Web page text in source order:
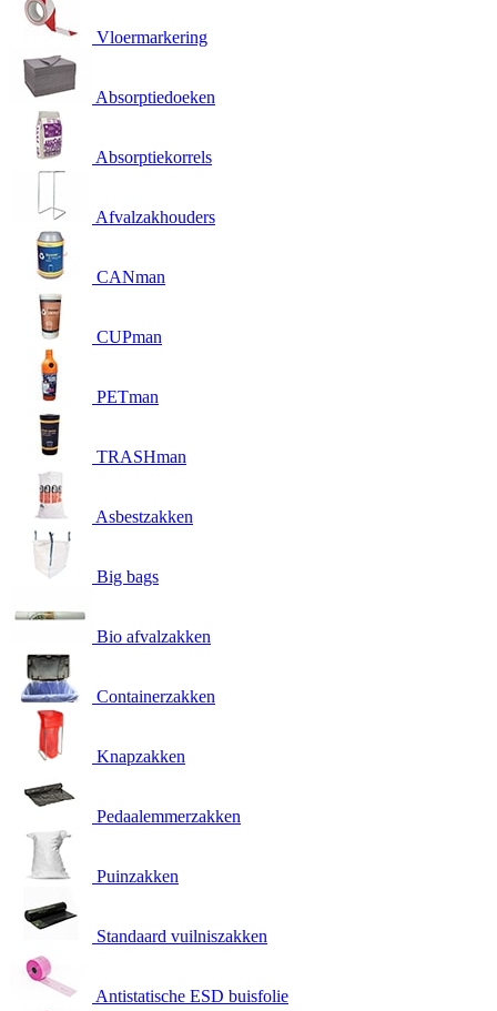
Vloermarkering
Absorptiedoeken
Absorptiekorrels
Afvalzakhouders
CANman
CUPman
PETman
TRASHman
Asbestzakken
Big bags
Bio afvalzakken
Containerzakken
Knapzakken
Pedaalemmerzakken
Puinzakken
Standaard vuilniszakken
Antistatische ESD buisfolie